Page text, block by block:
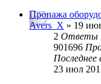
Пропажа
Avers_X » 19
2 Ответы
901696
Последнее
23 июл